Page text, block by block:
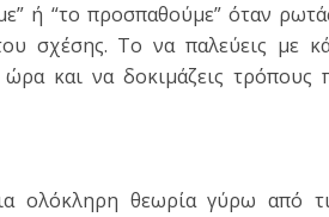
ή “το προσπαθούμε” όταν
σχέσης. Το να παλεύεις με
και να δοκιμάζεις τρόπους
ολόκληρη θεωρία γύρω από